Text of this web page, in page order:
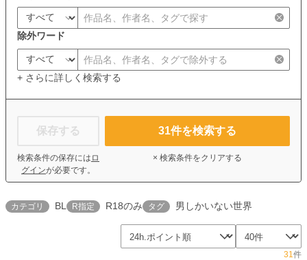
除外ワード
+ さらに詳しく検索する
保存する
検索条件の保存には ロ
グインが必要です。
31件を検索する
× 検索条件をクリアする
カテゴリ BL R指定 R18のみ タグ 男しかいない世界
31件